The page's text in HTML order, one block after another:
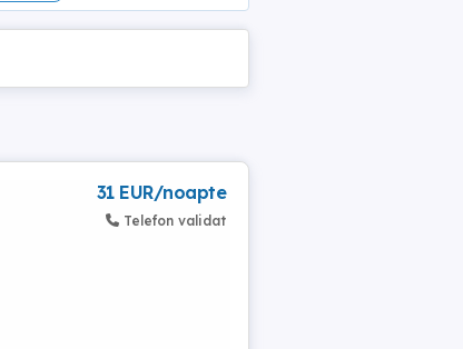
31 EUR/noapte
Telefon validat